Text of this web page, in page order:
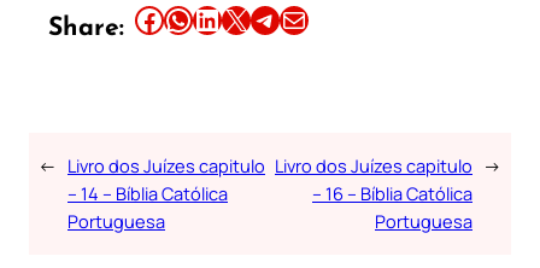
Share: Share this article on Facebook Share this article on WhatsApp Share this article on LinkedIn Share this article on X Share this article on TelegramEmail this Article
← Livro dos Juízes capitulo
– 14 – Bíblia Católica
Portuguesa
Livro dos Juízes capitulo
– 16 – Bíblia Católica
Portuguesa
→